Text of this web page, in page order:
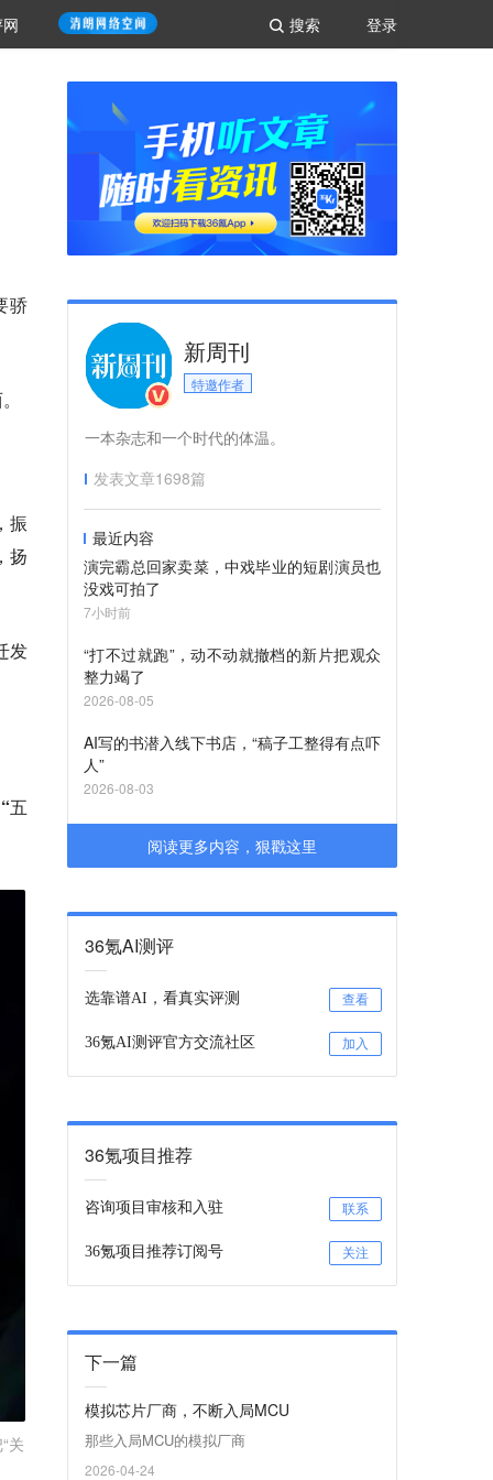
登录
搜索
骄
振
扬
发
五
关
新周刊
特邀作者
一本杂志和一个时代的体温。
发表文章1698篇
最近内容
演完霸总回家卖菜，中戏毕业的短剧演员也
没戏可拍了
7小时前
“打不过就跑”，动不动就撤档的新片把观众
整力竭了
2026-08-05
AI写的书潜入线下书店，“稿子工整得有点吓
人”
2026-08-03
阅读更多内容，狠戳这里
36氪AI测评
选靠谱AI，看真实评测 查看
36氪AI测评官方交流社区 加入
36氪项目推荐
咨询项目审核和入驻 联系
36氪项目推荐订阅号 关注
下一篇
模拟芯片厂商，不断入局MCU
那些入局MCU的模拟厂商
2026-04-24